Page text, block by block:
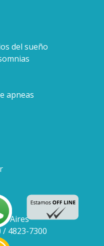
del sueño
apneas
Aires
/ 4823-7300